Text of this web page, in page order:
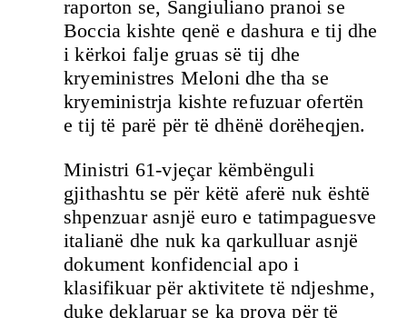
raporton se, Sangiuliano pranoi se
Boccia kishte qenë e dashura e tij dhe
i kërkoi falje gruas së tij dhe
kryeministres Meloni dhe tha se
kryeministrja kishte refuzuar ofertën
e tij të parë për të dhënë dorëheqjen.
Ministri 61-vjeçar këmbënguli
gjithashtu se për këtë aferë nuk është
shpenzuar asnjë euro e tatimpaguesve
italianë dhe nuk ka qarkulluar asnjë
dokument konfidencial apo i
klasifikuar për aktivitete të ndjeshme,
duke deklaruar se ka prova për të